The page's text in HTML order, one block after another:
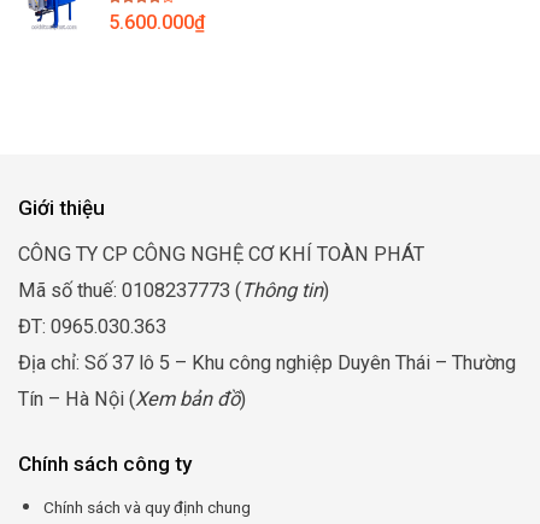
Được
xếp
5.600.000₫
Giới thiệu
CÔNG TY CP CÔNG NGHỆ CƠ KHÍ TOÀN PHÁT
Mã số thuế: 0108237773 ( Thông tin)
ĐT: 0965.030.363
Địa chỉ: Số 37 lô 5 – Khu công nghiệp Duyên Thái – Thường
Tín – Hà Nội (Xem bản đồ)
Chính sách công ty
Chính sách và quy định chung